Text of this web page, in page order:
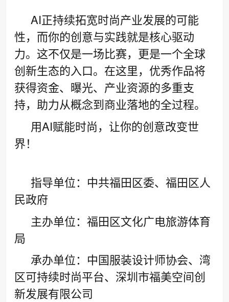
AI正持续拓宽时尚产业发展的可能
性，而你的创意与实践就是核心驱动
力。这不仅是一场比赛，更是一个全球
创新生态的入口。在这里，优秀作品将
获得资金、曝光、产业资源的多重支
持，助力从概念到商业落地的全过程。
用AI赋能时尚，让你的创意改变世
界！
指导单位：中共福田区委、福田区人
民政府
主办单位：福田区文化广电旅游体育
局
承办单位：中国服装设计师协会、湾
区可持续时尚平台、深圳市福美空间创
新发展有限公司